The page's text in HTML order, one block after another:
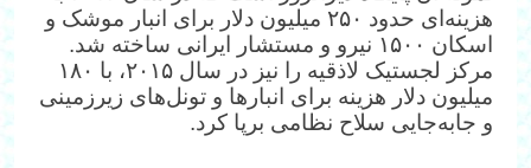
هزینه‌ای حدود ۲۵۰ میلیون دلار برای انبار موشک و
اسکان ۱۵۰۰ نیرو و مستشار ایرانی ساخته شد.
مرکز لجستیک لاذقیه را نیز در سال ۲۰۱۵، با ۱۸۰
میلیون دلار هزینه برای انبارها و تونل‌های زیرزمینی
و جابه‌جایی سلاح نظامی برپا کرد.